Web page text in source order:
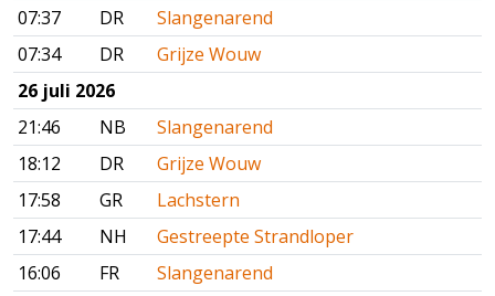
07:37
DR
Slangenarend
07:34
DR
Grijze Wouw
26 juli 2026
21:46
NB
Slangenarend
18:12
DR
Grijze Wouw
17:58
GR
Lachstern
17:44
NH
Gestreepte Strandloper
16:06
FR
Slangenarend